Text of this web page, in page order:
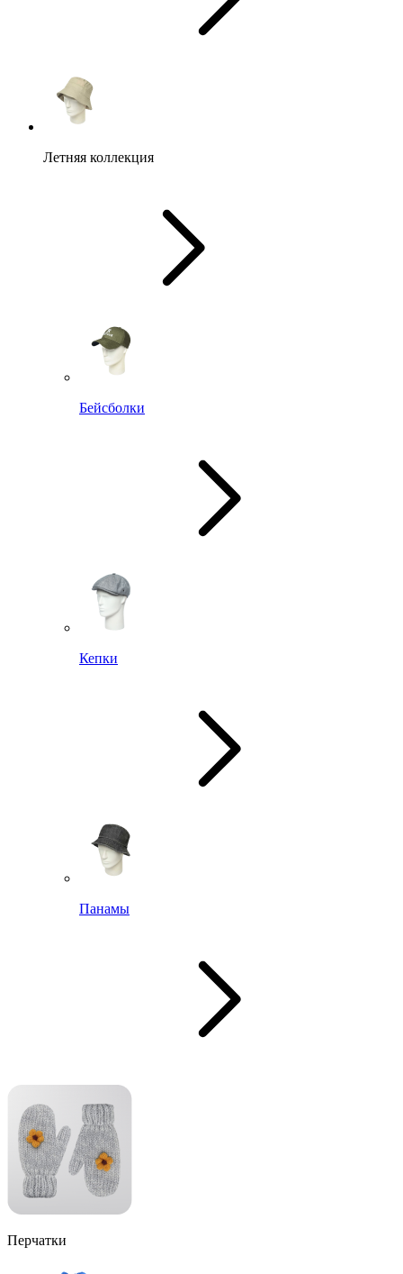
Летняя коллекция
Бейсболки
Кепки
Панамы
Перчатки